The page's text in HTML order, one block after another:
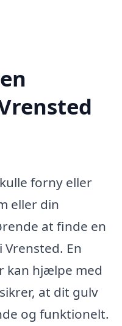
forny eller
eller din
at finde en
En
kan hjælpe med
at dit gulv
og funktionelt.